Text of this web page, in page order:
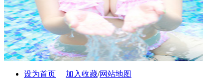
设为首页 加入收藏/网站地图